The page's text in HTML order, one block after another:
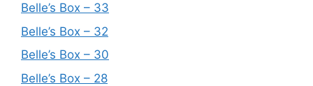
Belle’s Box – 33
Belle’s Box – 32
Belle’s Box – 30
Belle’s Box – 28